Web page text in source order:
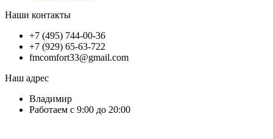
Наши контакты
+7 (495) 744-00-36
+7 (929) 65-63-722
fmcomfort33@gmail.com
Наш адрес
Владимир
Работаем с 9:00 до 20:00